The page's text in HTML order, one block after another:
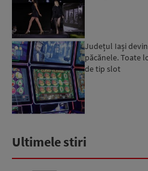
Județul Iași
păcănele. Toate
de tip slot
Ultimele stiri